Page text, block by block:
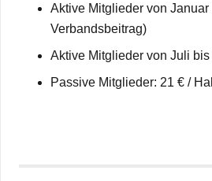
Aktive Mit­glie­der von
Verbandsbeitrag)
Aktive Mit­glie­der von Juli
Pas­sive Mit­glie­der: 21 € /​​